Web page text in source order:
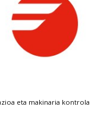
eta makinaria kontrola